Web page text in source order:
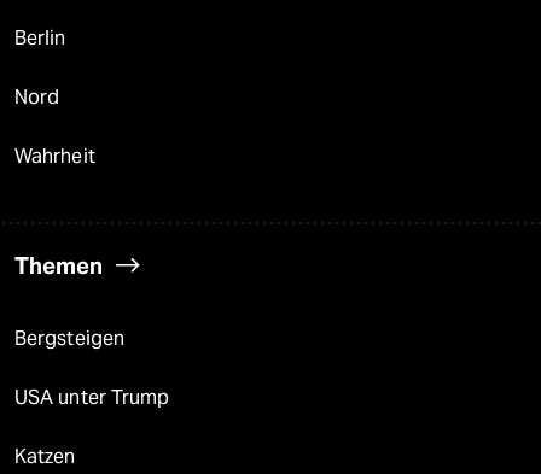
Berlin
Nord
Wahrheit
Themen
Bergsteigen
USA unter Trump
Katzen